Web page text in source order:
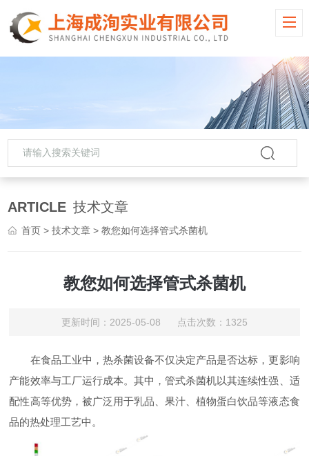
ARTICLE 技术文章
首页 >技术文章 > 教您如何选择管式杀菌机
教您如何选择管式杀菌机
更新时间：2025-05-08 点击次数：1325
在食品工业中，热杀菌设备不仅决定产品是否达标，更影响
产能效率与工厂运行成本。其中，管式杀菌机以其连续性强、适
配性高等优势，被广泛用于乳品、果汁、植物蛋白饮品等液态食
品的热处理工艺中。